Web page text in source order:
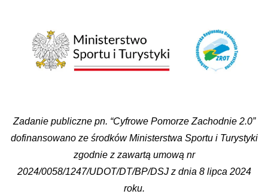
Zadanie publiczne pn. “Cyfrowe Pomorze Zachodnie 2.0”
dofinansowano ze środków Ministerstwa Sportu i Turystyki
zgodnie z zawartą umową nr
2024/0058/1247/UDOT/DT/BP/DSJ z dnia 8 lipca 2024
roku.